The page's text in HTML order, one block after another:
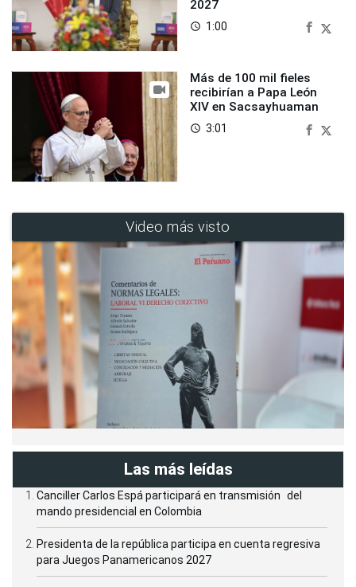
2027
access_time 1:00
Más de 100 mil fieles
recibirían a Papa León
XIV en Sacsayhuaman
access_time 3:01
Video más visto
Las más leídas
Canciller Carlos Espá participará en transmisión del
mando presidencial en Colombia
Presidenta de la república participa en cuenta regresiva
para Juegos Panamericanos 2027